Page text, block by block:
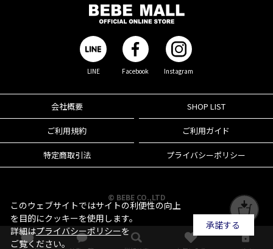
LINE Facebook Instagram
会社概要 SHOP LIST
ご利用規約 ご利用ガイド
特定商取引法 プライバシーポリシー
© BEBE CO.,LTD
このウェブサイトではサイトの利便性の向上
を目的にクッキーを使用します。
詳細はプライバシーポリシーを
ご覧ください。
承諾する